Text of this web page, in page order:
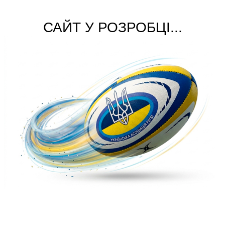
САЙТ У РОЗРОБЦІ...